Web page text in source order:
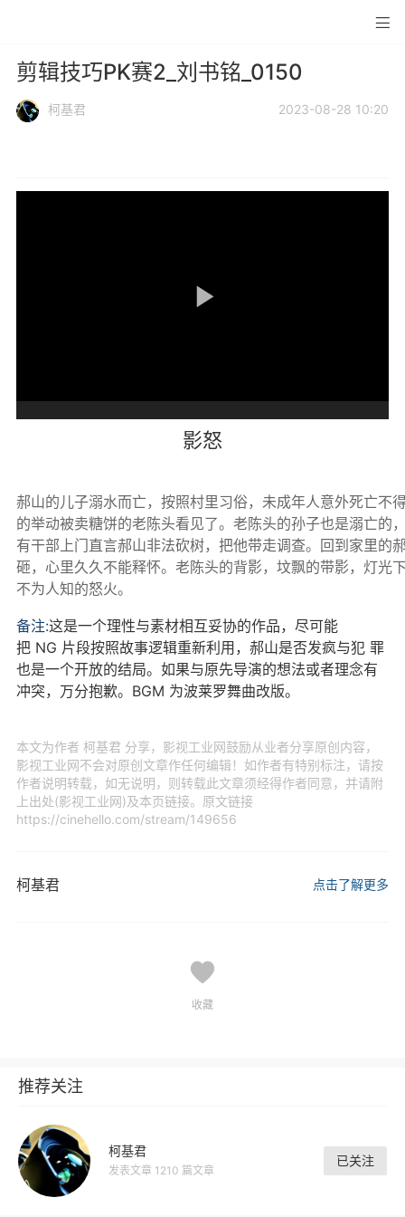
剪辑技巧PK赛2_刘书铭_0150
柯基君 2023-08-28 10:20
影怒
郝山的儿子溺水而亡，按照村里习俗，未成年人意外死亡不
的举动被卖糖饼的老陈头看见了。老陈头的孙子也是溺亡的
有干部上门直言郝山非法砍树，把他带走调查。回到家里的
砸，心里久久不能释怀。老陈头的背影，坟飘的带影，灯光
备注:这是一个理性与素材相互妥协的作品，尽可能
把 NG 片段按照故事逻辑重新利用，郝山是否发疯与犯 罪
也是一个开放的结局。如果与原先导演的想法或者理念有
冲突，万分抱歉。BGM 为波莱罗舞曲改版。
本文为作者 柯基君 分享，影视工业网鼓励从业者分享原创内容，
影视工业网不会对原创文章作任何编辑！如作者有特别标注，请按
作者说明转载，如无说明，则转载此文章须经得作者同意，并请附
上出处(影视工业网)及本页链接。原文链接
https://cinehello.com/stream/149656
柯基君 点击了解更多
收藏
推荐关注
柯基君
发表文章 1210 篇文章
已关注